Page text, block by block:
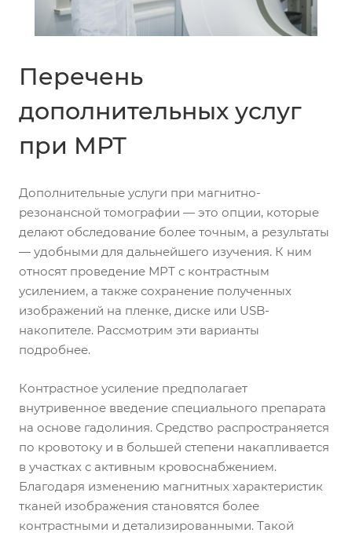
Перечень
дополнительных услуг
при МРТ
Дополнительные услуги при магнитно-
резонансной томографии — это опции, которые
делают обследование более точным, а результаты
— удобными для дальнейшего изучения. К ним
относят проведение МРТ с контрастным
усилением, а также сохранение полученных
изображений на пленке, диске или USB-
накопителе. Рассмотрим эти варианты
подробнее.
Контрастное усиление предполагает
внутривенное введение специального препарата
на основе гадолиния. Средство распространяется
по кровотоку и в большей степени накапливается
в участках с активным кровоснабжением.
Благодаря изменению магнитных характеристик
тканей изображения становятся более
контрастными и детализированными. Такой